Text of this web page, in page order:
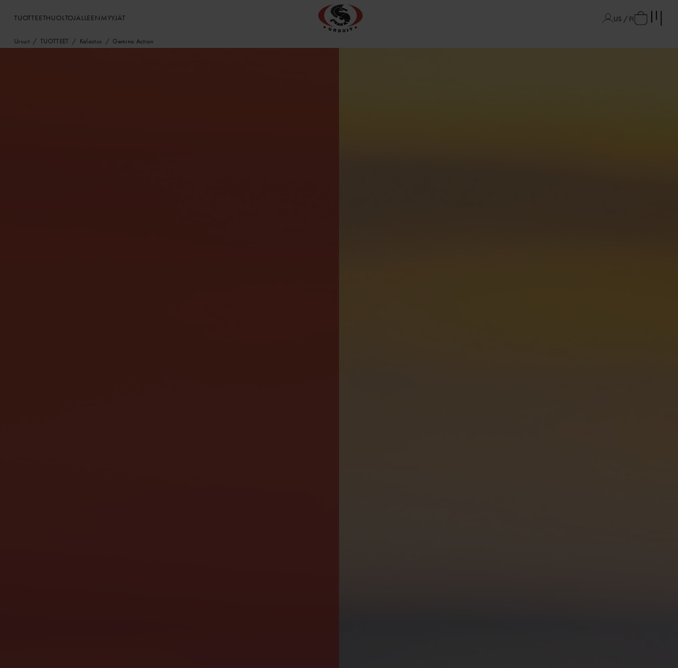
TUOTTEETHUOLTOJÄLLEENMYYJÄT US / FI
Ursuit TUOTTEET Kalastus Gemino Action